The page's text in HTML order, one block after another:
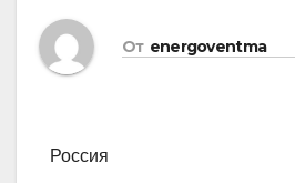
От energoventma
Россия